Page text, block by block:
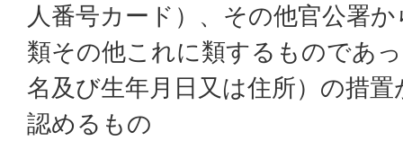
人番号カード）、その他官公署
類その他これに類するものであ
名及び生年月日又は住所）の措
認めるもの